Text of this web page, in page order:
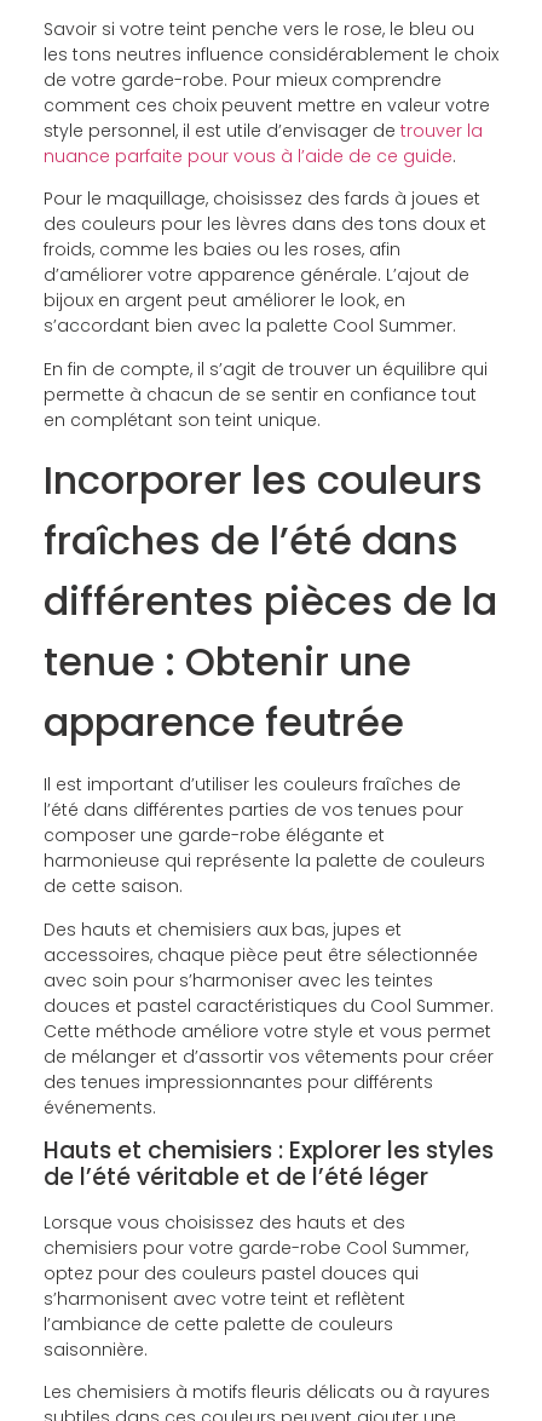
Savoir si votre teint penche vers le rose, le bleu ou
les tons neutres influence considérablement le choix
de votre garde-robe. Pour mieux comprendre
comment ces choix peuvent mettre en valeur votre
style personnel, il est utile d’envisager de trouver la
nuance parfaite pour vous à l’aide de ce guide.
Pour le maquillage, choisissez des fards à joues et
des couleurs pour les lèvres dans des tons doux et
froids, comme les baies ou les roses, afin
d’améliorer votre apparence générale. L’ajout de
bijoux en argent peut améliorer le look, en
s’accordant bien avec la palette Cool Summer.
En fin de compte, il s’agit de trouver un équilibre qui
permette à chacun de se sentir en confiance tout
en complétant son teint unique.
Incorporer les couleurs
fraîches de l’été dans
différentes pièces de la
tenue : Obtenir une
apparence feutrée
Il est important d’utiliser les couleurs fraîches de
l’été dans différentes parties de vos tenues pour
composer une garde-robe élégante et
harmonieuse qui représente la palette de couleurs
de cette saison.
Des hauts et chemisiers aux bas, jupes et
accessoires, chaque pièce peut être sélectionnée
avec soin pour s’harmoniser avec les teintes
douces et pastel caractéristiques du Cool Summer.
Cette méthode améliore votre style et vous permet
de mélanger et d’assortir vos vêtements pour créer
des tenues impressionnantes pour différents
événements.
Hauts et chemisiers : Explorer les styles
de l’été véritable et de l’été léger
Lorsque vous choisissez des hauts et des
chemisiers pour votre garde-robe Cool Summer,
optez pour des couleurs pastel douces qui
s’harmonisent avec votre teint et reflètent
l’ambiance de cette palette de couleurs
saisonnière.
Les chemisiers à motifs fleuris délicats ou à rayures